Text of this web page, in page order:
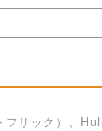
リック）、